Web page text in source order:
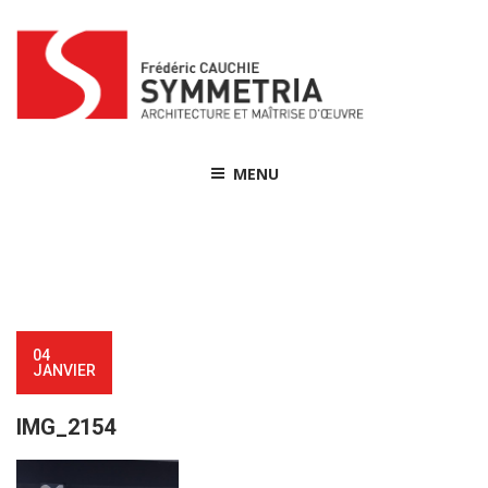
content
MENU
04
JANVIER
IMG_2154